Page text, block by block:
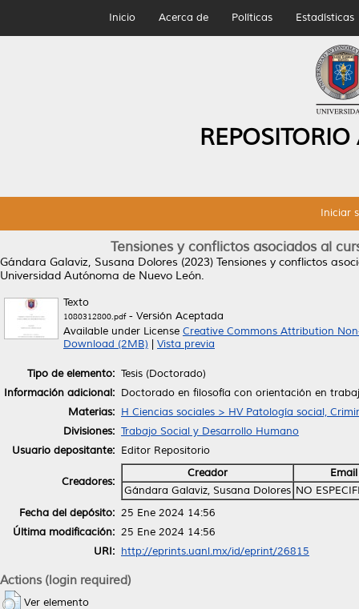
Inicio Acerca de Políticas Estadísticas
Iniciar
Tensiones y conflictos asociados al
Gándara Galaviz, Susana Dolores (2023) Tensiones y conflictos
Universidad Autónoma de Nuevo León.
Texto
1080312800.pdf- Versión Aceptada
Available under License Creative Commons Attribution
Download (2MB)
Vista previa
Tipo de elemento: Tesis (Doctorado)
Información adicional: Doctorado en filosofía con orientación en
Materias: H Ciencias sociales > HV Patología social,
Divisiones: Trabajo Social y Desarrollo Humano
Usuario depositante: Editor Repositorio
Creadores:
Creador
Email
Gándara Galaviz, Susana Dolores NO
Fecha del depósito: 25 Ene 2024 14:56
Última modificación: 25 Ene 2024 14:56
URI: http://eprints.uanl.mx/id/eprint/26815
Actions (login required)
Ver elemento